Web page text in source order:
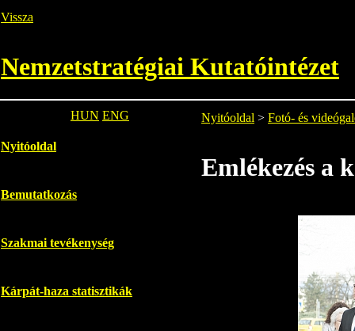
Vissza
Nemzetstratégiai Kutatóintézet
HUN ENG
Nyitóoldal
Bemutatkozás
Szakmai tevékenység
Kárpát-haza statisztikák
Nyitóoldal > Fotó- és
Emlékezés a